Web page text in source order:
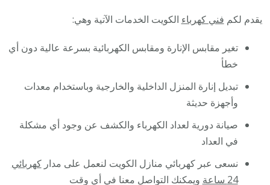
يقدم لكم فني كهرباء الكويت الخدمات الآتية وهي:
تغير مقابس الإنارة ومقابس الكهربائية بسرعة عالية دون أي
خطأ
تبديل إنارة المنزل الداخلية والخارجية وباستخدام معدات
وأجهزة حديثة
صيانة دورية لعداد الكهرباء والكشف عن وجود أي مشكلة
في العداد
نسعى عبر كهربائي منازل الكويت لنعمل على مداركهربائي
24 ساعة
ويمكنك التواصل معنا في أي وقت